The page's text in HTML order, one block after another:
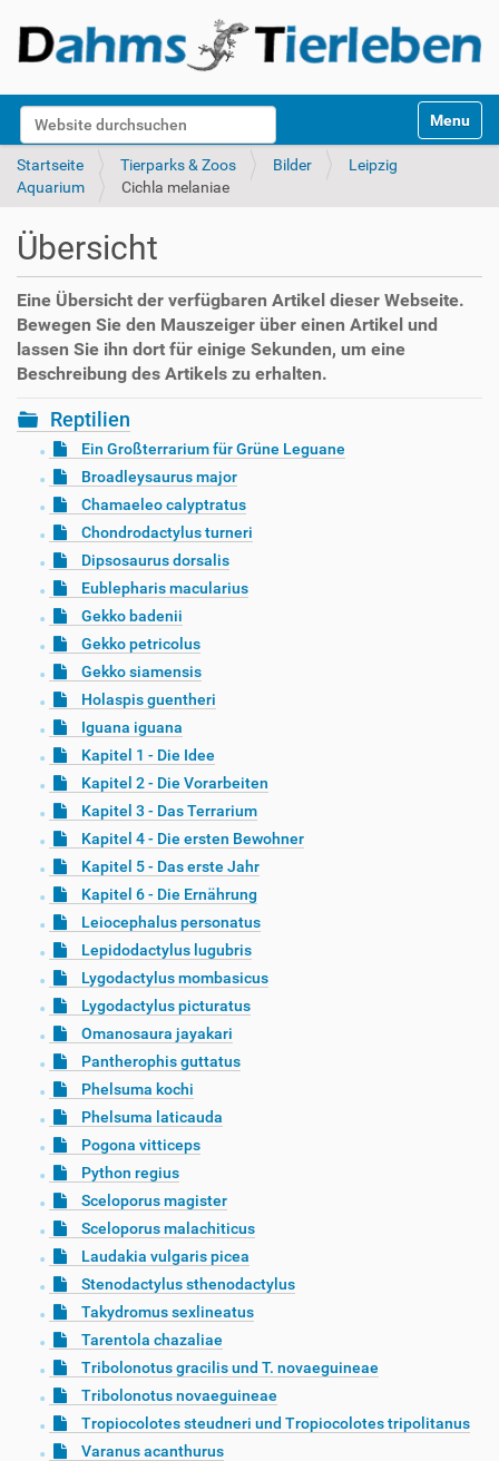
Website durchsuchen
k
Toggle
Startseite Tierparks & Zoos Bilder
Leipzig
Aquarium
Cichla melaniae
Übersicht
Eine Übersicht der verfügbaren Artikel dieser Webseite.
Bewegen Sie den Mauszeiger über einen Artikel und
lassen Sie ihn dort für einige Sekunden, um eine
Beschreibung des Artikels zu erhalten.
Reptilien
Ein Großterrarium für Grüne Leguane
Broadleysaurus major
Chamaeleo calyptratus
Chondrodactylus turneri
Dipsosaurus dorsalis
Eublepharis macularius
Gekko badenii
Gekko petricolus
Gekko siamensis
Holaspis guentheri
Iguana iguana
Kapitel 1 - Die Idee
Kapitel 2 - Die Vorarbeiten
Kapitel 3 - Das Terrarium
Kapitel 4 - Die ersten Bewohner
Kapitel 5 - Das erste Jahr
Kapitel 6 - Die Ernährung
Leiocephalus personatus
Lepidodactylus lugubris
Lygodactylus mombasicus
Lygodactylus picturatus
Omanosaura jayakari
Pantherophis guttatus
Phelsuma kochi
Phelsuma laticauda
Pogona vitticeps
Python regius
Sceloporus magister
Sceloporus malachiticus
Laudakia vulgaris picea
Stenodactylus sthenodactylus
Takydromus sexlineatus
Tarentola chazaliae
Tribolonotus gracilis und T. novaeguineae
Tribolonotus novaeguineae
Tropiocolotes steudneri und Tropiocolotes tripolitanus
Varanus acanthurus